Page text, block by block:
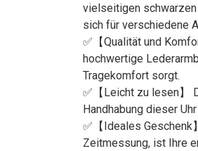
vielseitigen
sich für verschiedene
✅【Qualität und
hochwertige
Tragekomfort sorgt.
✅【Leicht zu lesen】
Handhabung dieser
✅【Ideales Geschenk
Zeitmessung, ist Ihre